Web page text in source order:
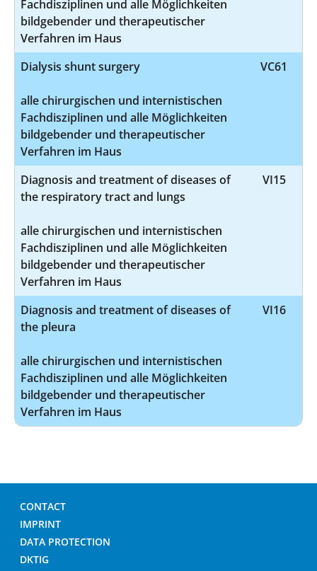
Fachdisziplinen und alle Möglichkeiten
bildgebender und therapeutischer
Verfahren im Haus
Dialysis shunt surgery
alle chirurgischen und internistischen
Fachdisziplinen und alle Möglichkeiten
bildgebender und therapeutischer
Verfahren im Haus
VC61
Diagnosis and treatment of diseases of
the respiratory tract and lungs
alle chirurgischen und internistischen
Fachdisziplinen und alle Möglichkeiten
bildgebender und therapeutischer
Verfahren im Haus
VI15
Diagnosis and treatment of diseases of
the pleura
alle chirurgischen und internistischen
Fachdisziplinen und alle Möglichkeiten
bildgebender und therapeutischer
Verfahren im Haus
VI16
CONTACT
IMPRINT
DATA PROTECTION
DKTIG